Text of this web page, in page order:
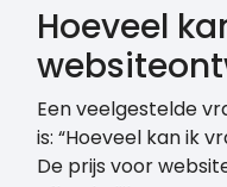
Hoeveel
Een veelgestelde
is: “Hoeveel kan ik
De prijs voor